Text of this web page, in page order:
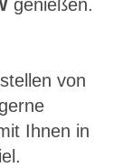
genießen.
von
Ihnen in